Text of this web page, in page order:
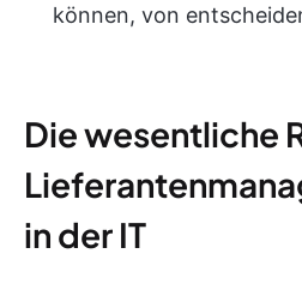
können, von
Die wesentliche
in der IT